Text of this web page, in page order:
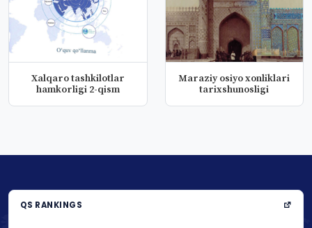
Xalqaro tashkilotlar
hamkorligi 2-qism
Maraziy osiyo xonliklari
tarixshunosligi
QS RANKINGS